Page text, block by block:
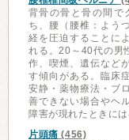
背骨の骨と骨の間で
ち、腰（腰椎：よう
経を圧迫することに
れる。20～40代の男
作、喫煙、遺伝など
す傾向がある。臨床
安静・薬物療法・ブ
善できない場合やヘ
障害が現れたときに
片頭痛 (456)